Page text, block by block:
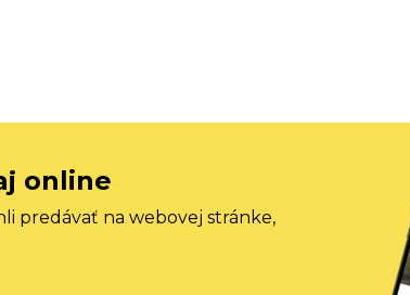
online
predávať na webovej stránke,